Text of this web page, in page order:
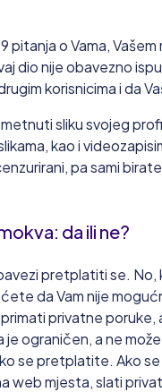
pitanja o Vama,
dio nije obavezno
korisnicima i da
sliku svojeg
kao i
pa sami
da ili ne?
pretplatiti se. No,
da Vam nije
privatne poruke,
ograničen, a ne
se pretplatite. Ako
web mjesta, slati